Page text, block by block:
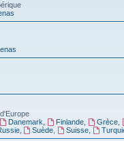
Danemark Finlande Grèce
, Suède Suisse